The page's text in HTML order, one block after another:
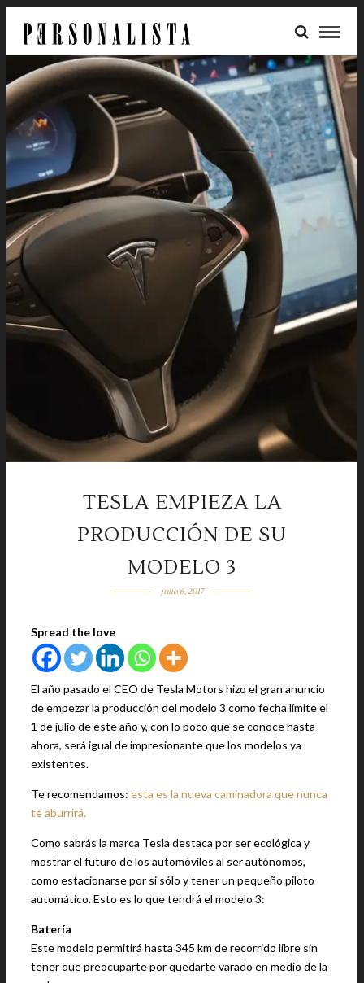
TESLA EMPIEZA LA
PRODUCCIÓN DE SU
MODELO 3
julio 6, 2017
Spread the love
El año pasado el CEO de Tesla Motors hizo el gran anuncio
de empezar la producción del modelo 3 como fecha límite el
1 de julio de este año y, con lo poco que se conoce hasta
ahora, será igual de impresionante que los modelos ya
existentes.
Te recomendamos: esta es la nueva caminadora que nunca
te aburrirá.
Como sabrás la marca Tesla destaca por ser ecológica y
mostrar el futuro de los automóviles al ser autónomos,
como estacionarse por si sólo y tener un pequeño piloto
automático. Esto es lo que tendrá el modelo 3:
Batería
Este modelo permitirá hasta 345 km de recorrido libre sin
tener que preocuparte por quedarte varado en medio de la